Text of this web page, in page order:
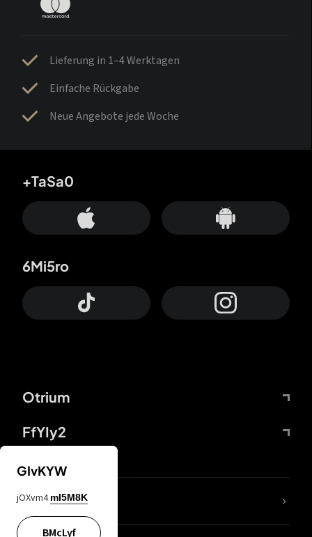
Lieferung in 1–4 Werktagen
Einfache Rückgabe
Neue Angebote jede Woche
Otrium
FfYIy2
+TaSa0
6Mi5ro
DDcvSo
GIvKYW
jOXvm4 mI5M8K
BMcLyf